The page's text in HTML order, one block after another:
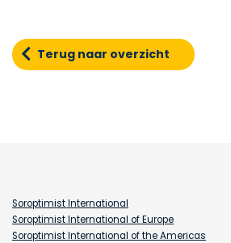
Terug naar overzicht
Soroptimist International
Soroptimist International of Europe
Soroptimist International of the Americas